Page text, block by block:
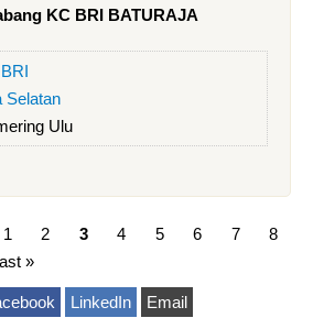
KC BRI BATURAJA
Selatan
Ulu
1 2 3 4 5 6 7
8
»
LinkedIn Email